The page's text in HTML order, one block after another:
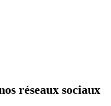
réseaux sociaux